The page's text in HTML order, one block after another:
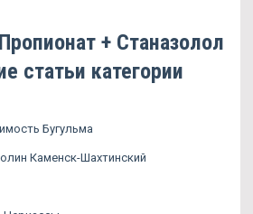
+ Станазолол
статьи категории
Бугульма
Каменск-Шахтинский